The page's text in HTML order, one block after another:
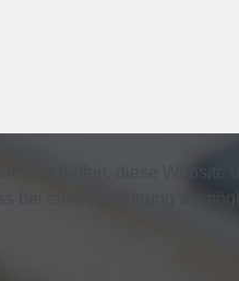
uns helfen, diese Website
einer Ablehnung